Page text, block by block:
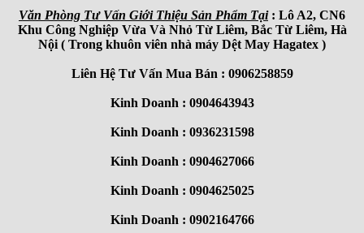
Văn Phòng Tư Vấn Giới Thiệu Sản Phẩm Tại: Lô A2, CN6
Khu Công Nghiệp Vừa Và Nhỏ Từ Liêm, Bắc Từ Liêm, Hà
Nội ( Trong khuôn viên nhà máy Dệt May Hagatex )
Liên Hệ Tư Vấn Mua Bán : 0906258859
Kinh Doanh : 0904643943
Kinh Doanh : 0936231598
Kinh Doanh : 0904627066
Kinh Doanh : 0904625025
Kinh Doanh : 0902164766